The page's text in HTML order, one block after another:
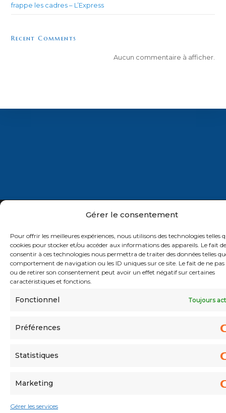
Gérer le consentement
Pour offrir les meilleures expériences, nous utilisons des technologies telles
cookies pour stocker et/ou accéder aux informations des appareils. Le fait de
consentir à ces technologies nous permettra de traiter des données telles
comportement de navigation ou les ID uniques sur ce site. Le fait de ne
ou de retirer son consentement peut avoir un effet négatif sur certaines
caractéristiques et fonctions.
Fonctionnel Toujours
Préférences
Statistiques
Marketing
Gérer les services
frappe les cadres – L’Express
Recent Comments
Aucun commentaire à afficher.
MENTIONS LÉGALES
RÉSERVÉS